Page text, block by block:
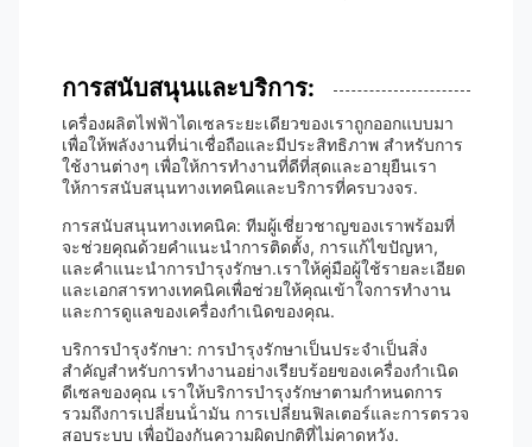
การสนับสนุนและบริการ:
เครื่องผลิตไฟฟ้าไดเซลระยะเดียวของเราถูกออกแบบมา
เพื่อให้พลังงานที่น่าเชื่อถือและมีประสิทธิภาพ สําหรับการ
ใช้งานต่างๆ เพื่อให้การทํางานที่ดีที่สุดและอายุยืนเรา
ให้การสนับสนุนทางเทคนิคและบริการที่ครบวงจร.
การสนับสนุนทางเทคนิค: ทีมผู้เชี่ยวชาญของเราพร้อมที่
จะช่วยคุณด้วยคําแนะนําการติดตั้ง, การแก้ไขปัญหา,
และคําแนะนําการบํารุงรักษา.เราให้คู่มือผู้ใช้รายละเอียด
และเอกสารทางเทคนิคเพื่อช่วยให้คุณเข้าใจการทํางาน
และการดูแลของเครื่องกําเนิดของคุณ.
บริการบํารุงรักษา: การบํารุงรักษาเป็นประจําเป็นสิ่ง
สําคัญสําหรับการทํางานอย่างเรียบร้อยของเครื่องกําเนิด
ดีเซลของคุณ เราให้บริการบํารุงรักษาตามกําหนดการ
รวมถึงการเปลี่ยนน้ํามัน การเปลี่ยนฟิลเตอร์และการตรวจ
สอบระบบ เพื่อป้องกันความผิดปกติที่ไม่คาดหวัง.